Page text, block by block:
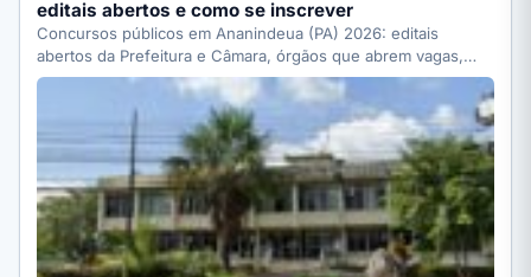
editais abertos e como se inscrever
Concursos públicos em Ananindeua (PA) 2026: editais
abertos da Prefeitura e Câmara, órgãos que abrem vagas,
como se…